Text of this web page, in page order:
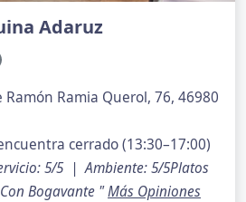
Adaruz
Ramia Querol, 76, 46980
cerrado (13:30–17:00)
5/5 | Ambiente: 5/5Platos
Bogavante "Más Opiniones